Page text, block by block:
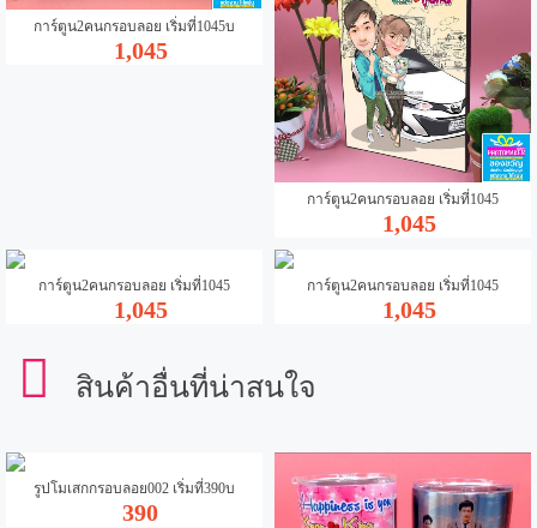
การ์ตูน2คนกรอบลอย เริ่มที่1045บ
1,045
การ์ตูน2คนกรอบลอย เริ่มที่1045
1,045
การ์ตูน2คนกรอบลอย เริ่มที่1045
1,045
การ์ตูน2คนกรอบลอย เริ่มที่1045
1,045
สินค้าอื่นที่น่าสนใจ
รูปโมเสกกรอบลอย002 เริ่มที่390บ
390